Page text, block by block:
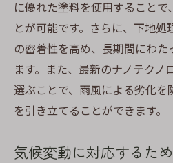
に優れた塗料を使用すること
とが可能です。さらに、下地
の密着性を高め、長期間にわ
ます。また、最新のナノテクノ
選ぶことで、雨風による劣化を
を引き立てることができます。
気候変動に対応するた